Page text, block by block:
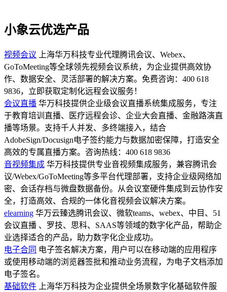
小象云优选产品
视频会议
上海华万科技专业代理腾讯会议、Webex、
GoToMeeting等全球领先视频会议系统，为企业提供高效协
作、数据安全、灵活部署的解决方案。免费咨询：400 618
9836，立即获取定制化远程会议服务！
会议直播 华万科技提供企业级会议直播系统集成服务，专注
于教育培训直播、医疗远程会诊、企业大会直播、金融路演直
播等场景。支持千人并发、多终端接入，结合
AdobeSign/Docusign电子签约能力与数据加密保障，打造安全
高效的专属直播方案。咨询热线：400 618 9836
音视频集成 华万科技提供专业音视频集成服务，兼容腾讯会
议/Webex/GoToMeeting等多平台代理部署，支持企业级网络加
密、会话存档与微盘数据备份。从会议室硬件集成到云协作安
全，打造高效、合规的一体化音视频会议解决方案。
elearning 华万云臻选腾讯会议、微软teams、webex、中目、51
会议直播 、罗技、思科、SAAS等领域的数字化产品，帮助企
业选择适合的产品，助力数字化企业成功。
电子合同 电子签名解决方案，用户可以在移动端的应用程序
或使用移动端的浏览器签批和推动业务流程，为电子文档添加
电子签名。
基础软件
上海华万科技为企业提供全场景数字化基础软件服